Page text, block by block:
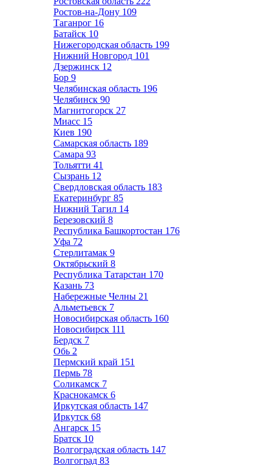
Ростов-на-Дону 109
Таганрог 16
Батайск 10
Нижегородская область 199
Нижний Новгород 101
Дзержинск 12
Бор 9
Челябинская область 196
Челябинск 90
Магнитогорск 27
Миасс 15
Киев 190
Самарская область 189
Самара 93
Тольятти 41
Сызрань 12
Свердловская область 183
Екатеринбург 85
Нижний Тагил 14
Березовский 8
Республика Башкортостан 176
Уфа 72
Стерлитамак 9
Октябрьский 8
Республика Татарстан 170
Казань 73
Набережные Челны 21
Альметьевск 7
Новосибирская область 160
Новосибирск 111
Бердск 7
Обь 2
Пермский край 151
Пермь 78
Соликамск 7
Краснокамск 6
Иркутская область 147
Иркутск 68
Ангарск 15
Братск 10
Волгоградская область 147
Волгоград 83